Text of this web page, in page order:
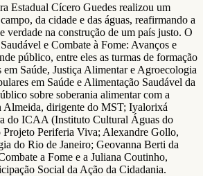
Estadual Cícero Guedes realizou um
da cidade e das águas, reafirmando a
verdade na construção de um país justo. O
e Combate à Fome: Avanços e
público, entre eles as turmas de formação
em Saúde, Justiça Alimentar e Agroecologia
em Saúde e Alimentação Saudável da
sobre soberania alimentar com a
Almeida, dirigente do MST; Iyalorixá
do ICAA (Instituto Cultural Águas do
Periferia Viva; Alexandre Gollo,
do Rio de Janeiro; Geovanna Berti da
a Fome e a Juliana Coutinho,
Social da Ação da Cidadania.